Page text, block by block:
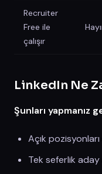
Recruiter
Free ile
çalışır
LinkedIn Ne
Şunları yapmanız
Açık
Tek seferlik aday